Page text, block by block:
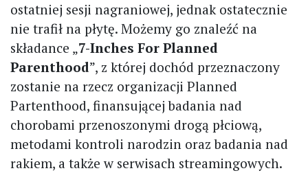
ostatniej sesji nagraniowej, jednak ostatecznie
nie trafił na płytę. Możemy go znaleźć na
składance „7-Inches For Planned
Parenthood”, z której dochód przeznaczony
zostanie na rzecz organizacji Planned
Partenthood, finansującej badania nad
chorobami przenoszonymi drogą płciową,
metodami kontroli narodzin oraz badania nad
rakiem, a także w serwisach streamingowych.